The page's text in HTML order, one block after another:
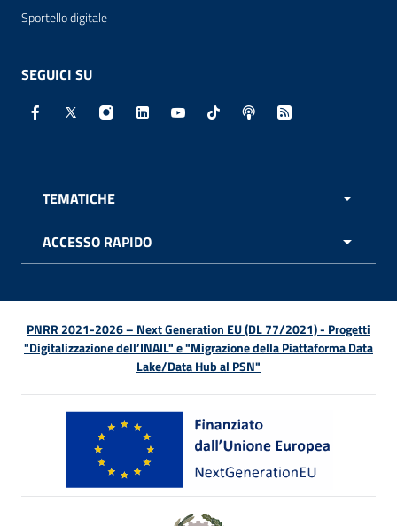
Sportello digitale
SEGUICI SU
Facebook - Sito esterno - Apertura in nuova finestra
X - Sito esterno - Apertura in nuova finestra
Instagram - Sito esterno - Apertura in
Linkedin - Sito esterno - Apertura in
Youtube - Sito esterno -
TikTok - Sito esterno -
Spreaker - Sito
Feed RSS -
TEMATICHE
ACCESSO RAPIDO
PNRR 2021-2026 – Next Generation EU (DL 77/2021) - Progetti
"Digitalizzazione dell’INAIL" e "Migrazione della Piattaforma Data
Lake/Data Hub al PSN"